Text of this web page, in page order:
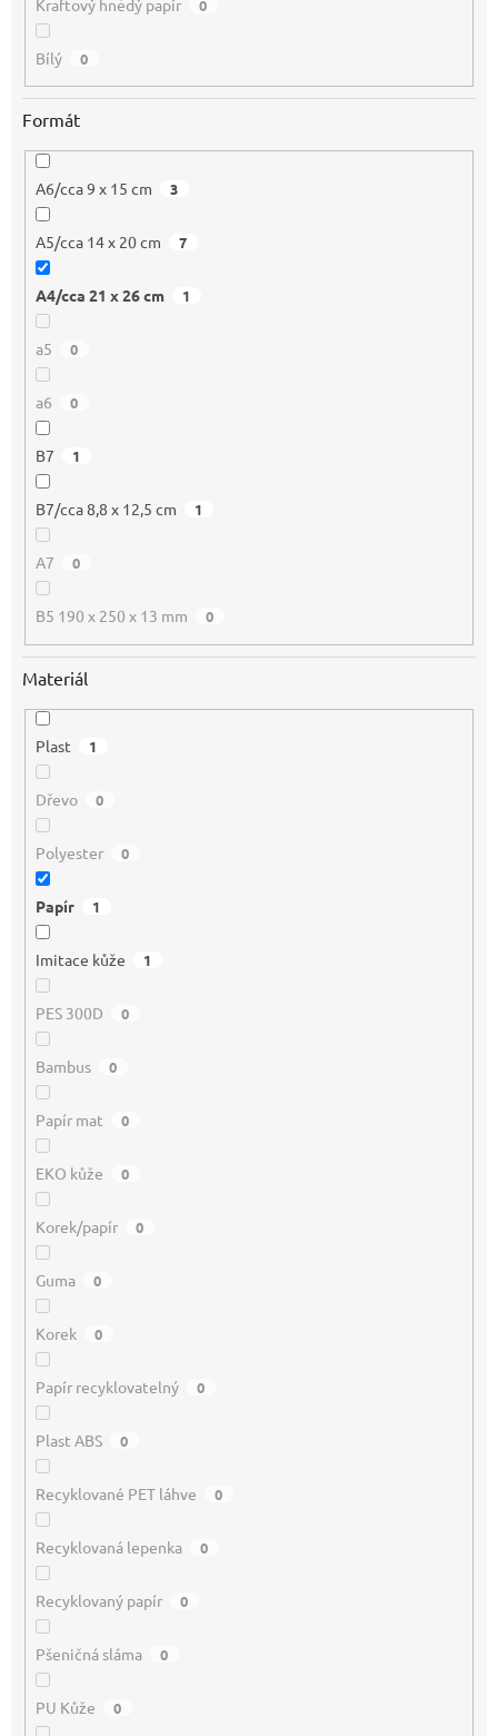
Kraftový hnědý papír 0
Bílý 0
Formát
A6/cca 9 x 15 cm 3
A5/cca 14 x 20 cm 7
A4/cca 21 x 26 cm 1
a5 0
a6 0
B7 1
B7/cca 8,8 x 12,5 cm 1
A7 0
B5 190 x 250 x 13 mm 0
Materiál
Plast 1
Dřevo 0
Polyester 0
Papír 1
Imitace kůže 1
PES 300D 0
Bambus 0
Papír mat 0
EKO kůže 0
Korek/papír 0
Guma 0
Korek 0
Papír recyklovatelný 0
Plast ABS 0
Recyklované PET láhve 0
Recyklovaná lepenka 0
Recyklovaný papír 0
Pšeničná sláma 0
PU Kůže 0